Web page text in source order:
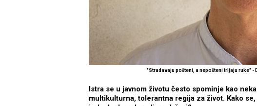
"Stradavaju pošteni, a nepošteni trljaju ruke" -
Istra se u javnom životu često spominje kao
multikulturna, tolerantna regija za život. Kako